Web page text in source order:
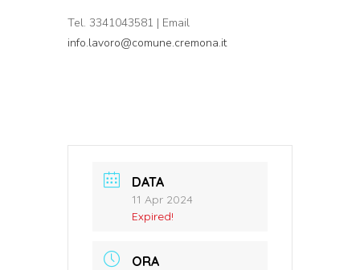
Tel. 3341043581 | Email
info.lavoro@comune.cremona.it
DATA
11 Apr 2024
Expired!
ORA